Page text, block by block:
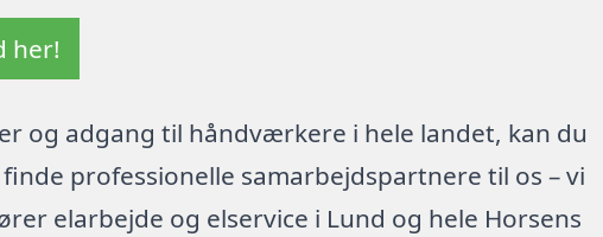
her!
og adgang til håndværkere i hele landet, kan du
professionelle samarbejdspartnere til os – vi
elarbejde og elservice i Lund og hele Horsens